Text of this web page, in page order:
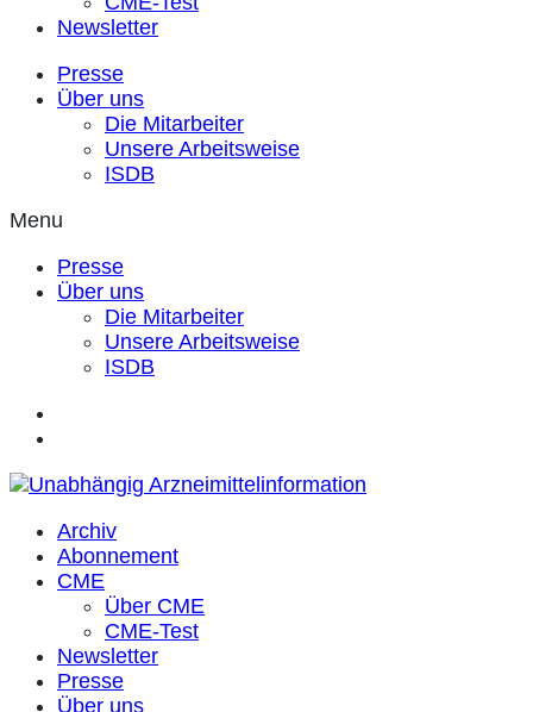
Newsletter
Presse
Über uns
Die Mitarbeiter
Unsere Arbeitsweise
ISDB
Menu
Presse
Über uns
Die Mitarbeiter
Unsere Arbeitsweise
ISDB
Archiv
Abonnement
CME
Über CME
CME-Test
Newsletter
Presse
Über uns